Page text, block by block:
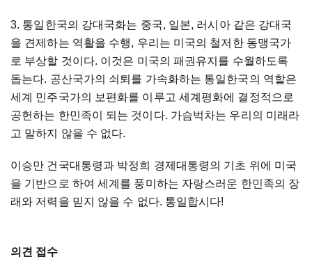
3. 통일한국의 강대국화는 중국, 일본, 러시아 같은 강대국
을 견제하는 역활을 수행, 우리는 미국의 철저한 동맹국가
로 부상할 것이다. 이것은 미국의 패권유지를 수월하도록
돕는다. 공산국가의 쇠퇴를 가속화하는 통일한국의 역할은
세계 민주국가의 보편화를 이루고 세계평화에 결정적으로
공헌하는 한민족이 되는 것이다. 가슴벅차는 우리의 미래라
고 말하지 않을 수 없다.
이승만 건국대통령과 박정희 경제대통령의 기초 위에 미국
을 기반으로 하여 세계를 풍미하는 자랑스러운 한민족의 장
래와 저력을 믿지 않을 수 없다. 통일합시다!
의견 접수